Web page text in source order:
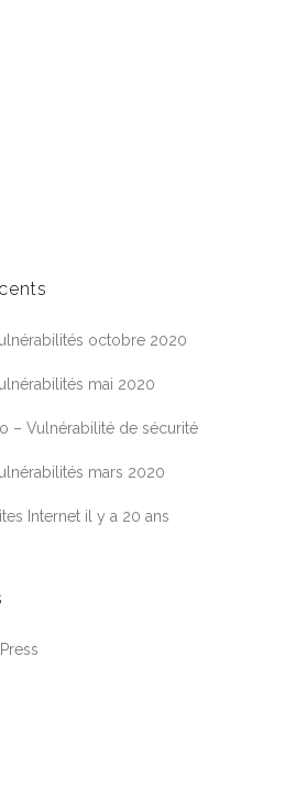
octobre 2020
mai 2020
– Vulnérabilité de sécurité
mars 2020
Internet il y a 20 ans